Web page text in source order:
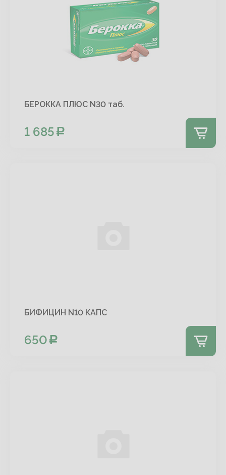
БЕРОККА ПЛЮС N30 таб.
1 685
БИФИЦИН N10 КАПС
650